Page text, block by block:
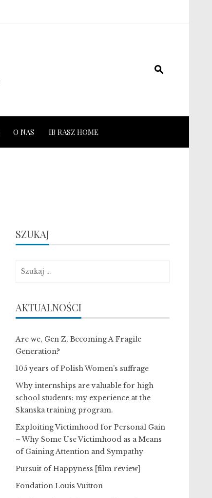
O NAS IB RASZ HOME
SZUKAJ
AKTUALNOŚCI
Are we, Gen Z, Becoming A Fragile
Generation?
105 years of Polish Women’s suffrage
Why internships are valuable for high
school students: my experience at the
Skanska training program.
Exploiting Victimhood for Personal Gain
– Why Some Use Victimhood as a Means
of Gaining Attention and Sympathy
Pursuit of Happyness [film review]
Fondation Louis Vuitton